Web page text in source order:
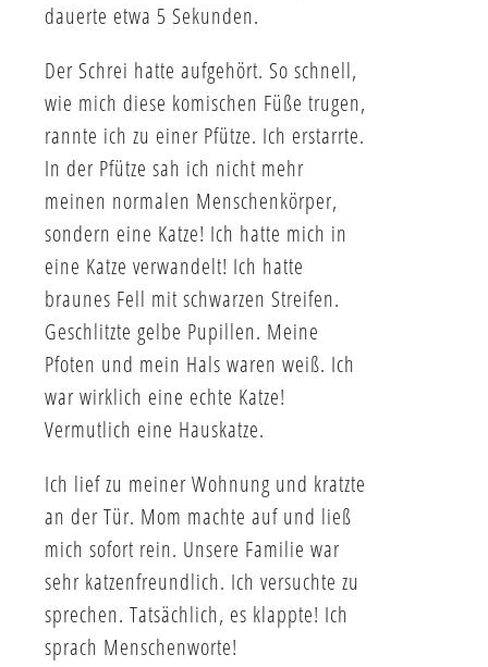
dauerte etwa 5 Sekunden.
Der Schrei hatte aufgehört. So schnell,
wie mich diese komischen Füße trugen,
rannte ich zu einer Pfütze. Ich erstarrte.
In der Pfütze sah ich nicht mehr
meinen normalen Menschenkörper,
sondern eine Katze! Ich hatte mich in
eine Katze verwandelt! Ich hatte
braunes Fell mit schwarzen Streifen.
Geschlitzte gelbe Pupillen. Meine
Pfoten und mein Hals waren weiß. Ich
war wirklich eine echte Katze!
Vermutlich eine Hauskatze.
Ich lief zu meiner Wohnung und kratzte
an der Tür. Mom machte auf und ließ
mich sofort rein. Unsere Familie war
sehr katzenfreundlich. Ich versuchte zu
sprechen. Tatsächlich, es klappte! Ich
sprach Menschenworte!